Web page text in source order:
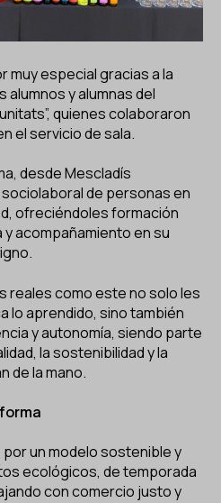
muy especial gracias a la
alumnos y alumnas del
quienes colaboraron
el servicio de sala.
desde Mescladís
de personas en
ofreciéndoles formación
acompañamiento en su
reales como este no solo les
lo aprendido, sino también
y autonomía, siendo parte
la sostenibilidad y la
de la mano.
un modelo sostenible y
ecológicos, de temporada
con comercio justo y